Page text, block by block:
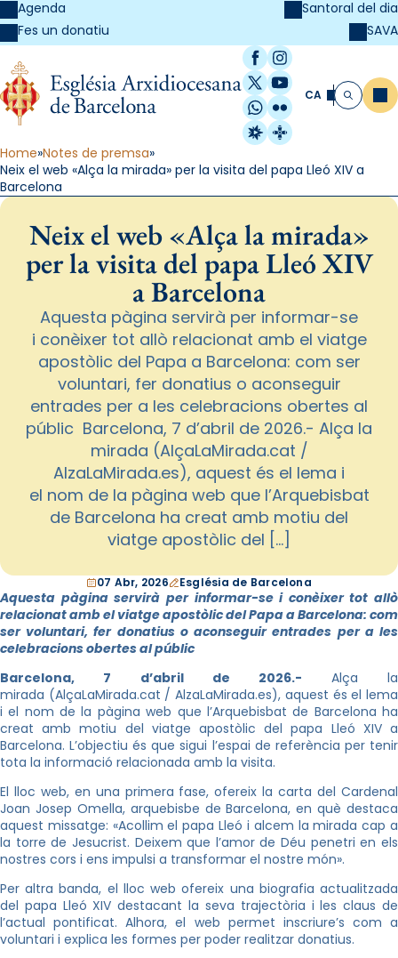
Agenda
Fes un donatiu
Santoral del dia
SAVA
Facebook
Instagram
X / Twitter
YouTube
WhatsApp
Flickr
Radio Estel
Catalunya
CA Cerca
Home Notes de premsa
Neix el web «Alça la mirada» per la visita del papa Lleó XIV a
Barcelona
Neix el web «Alça la mirada»
per la visita del papa Lleó XIV
a Barcelona
Aquesta pàgina servirà per informar-se
i conèixer tot allò relacionat amb el viatge
apostòlic del Papa a Barcelona: com ser
voluntari, fer donatius o aconseguir
entrades per a les celebracions obertes al
públic Barcelona, 7 d’abril de 2026.- Alça la
mirada (AlçaLaMirada.cat /
AlzaLaMirada.es), aquest és el lema i
el nom de la pàgina web que l’Arquebisbat
de Barcelona ha creat amb motiu del
viatge apostòlic del […]
07 Abr, 2026 Església de Barcelona
Aquesta pàgina servirà per informar-se i conèixer tot allò
relacionat amb el viatge apostòlic del Papa a Barcelona: com
ser voluntari, fer donatius o aconseguir entrades per a les
celebracions obertes al públic
Barcelona, 7 d’abril de 2026.- Alça la
mirada (AlçaLaMirada.cat / AlzaLaMirada.es), aquest és el lema
i el nom de la pàgina web que l’Arquebisbat de Barcelona ha
creat amb motiu del viatge apostòlic del papa Lleó XIV a
Barcelona. L’objectiu és que sigui l’espai de referència per tenir
tota la informació relacionada amb la visita.
El lloc web, en una primera fase, ofereix la carta del Cardenal
Joan Josep Omella, arquebisbe de Barcelona, en què destaca
aquest missatge: «Acollim el papa Lleó i alcem la mirada cap a
la torre de Jesucrist. Deixem que l’amor de Déu penetri en els
nostres cors i ens impulsi a transformar el nostre món».
Per altra banda, el lloc web ofereix una biografia actualitzada
del papa Lleó XIV destacant la seva trajectòria i les claus de
l’actual pontificat. Alhora, el web permet inscriure’s com a
voluntari i explica les formes per poder realitzar donatius.